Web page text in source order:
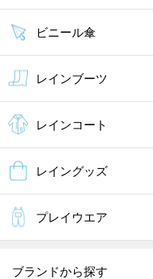
ビニール傘
レインブーツ
レインコート
レイングッズ
プレイウエア
ブランドから探す